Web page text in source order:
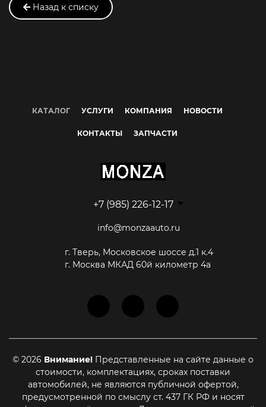
Назад к списку
КАТАЛОГ УСЛУГИ КОМПАНИЯ НОВОСТИ
КОНТАКТЫ ЗАПЧАСТИ
+7 (985) 226-12-17
info@monzaauto.ru
г. Тверь, Московское шоссе д.1 к.4
г. Москва МКАД 60й километр 4а
© 2026 Внимание! Представленные на сайте данные о
стоимости, комплектациях, сроках поставки
автомобилей, не являются публичной офертой,
предусмотренной по смыслу ст. 437 ГК РФ и носят